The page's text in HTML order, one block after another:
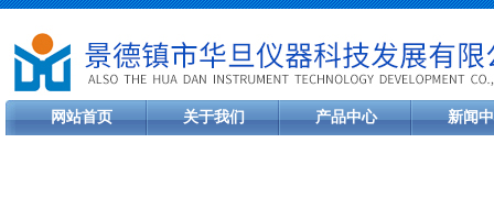
网站首页 关于我们 产品中心 新闻